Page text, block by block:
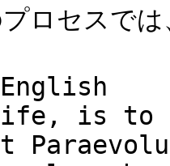
ロセスで
is to